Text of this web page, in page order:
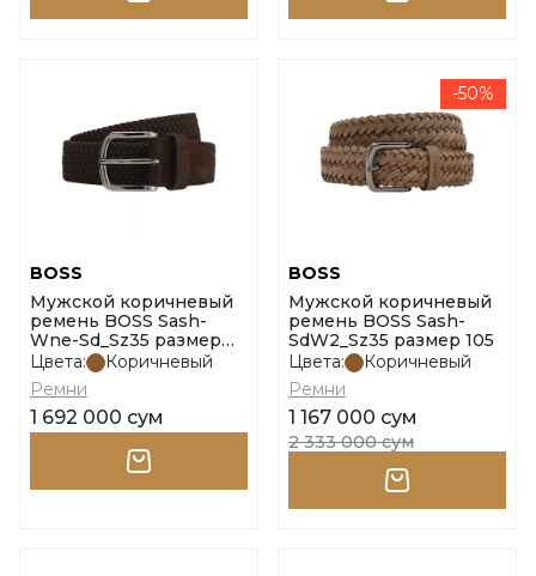
BOSS
Мужской коричневый
ремень BOSS Sash-
Wne-Sd_Sz35 размер
110
Цвета:
Коричневый
Ремни
1 692 000 сум
-50%
BOSS
Мужской коричневый
ремень BOSS Sash-
SdW2_Sz35 размер 105
Цвета:
Коричневый
Ремни
1 167 000 сум
2 333 000 сум